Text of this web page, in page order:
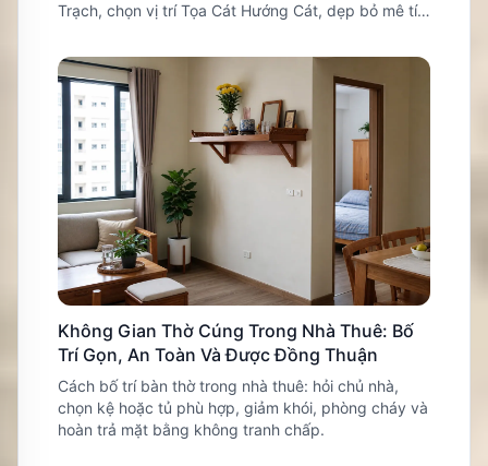
Trạch, chọn vị trí Tọa Cát Hướng Cát, dẹp bỏ mê tín
Không Gian Thờ Cúng Trong Nhà Thuê: Bố
Trí Gọn, An Toàn Và Được Đồng Thuận
Cách bố trí bàn thờ trong nhà thuê: hỏi chủ nhà,
chọn kệ hoặc tủ phù hợp, giảm khói, phòng cháy và
hoàn trả mặt bằng không tranh chấp.